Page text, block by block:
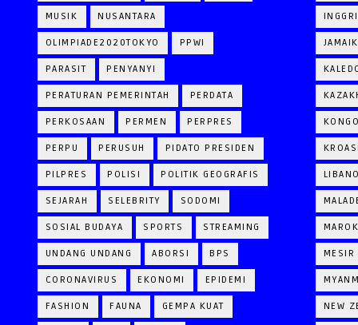
MUSIK NUSANTARA
OLIMPIADE2020TOKYO PPWI
PARASIT PENYANYI
PERATURAN PEMERINTAH PERDATA
PERKOSAAN PERMEN PERPRES
PERPU PERUSUH PIDATO PRESIDEN
PILPRES POLISI POLITIK GEOGRAFIS
SEJARAH SELEBRITY SODOMI
SOSIAL BUDAYA SPORTS STREAMING
UNDANG UNDANG ABORSI BPS
CORONAVIRUS EKONOMI EPIDEMI
FASHION FAUNA GEMPA KUAT
MESIR
NEW